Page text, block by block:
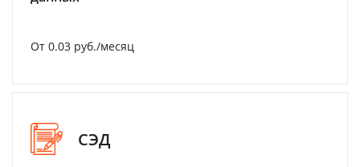
От 0.03 руб./месяц
СЭД